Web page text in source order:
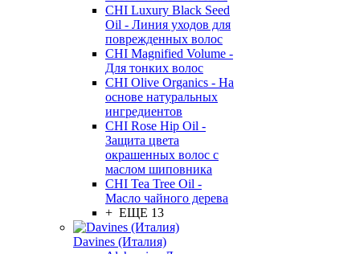
CHI Luxury Black Seed
Oil - Линия уходов для
поврежденных волос
CHI Magnified Volume -
Для тонких волос
CHI Olive Organics - На
основе натуральных
ингредиентов
CHI Rose Hip Oil -
Защита цвета
окрашенных волос с
маслом шиповника
CHI Tea Tree Oil -
Масло чайного дерева
+ ЕЩЕ 13
Davines (Италия)